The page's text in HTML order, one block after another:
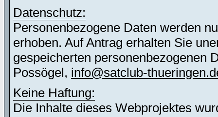
Datenschutz:
Personenbezogene Daten werden
erhoben. Auf Antrag erhalten Sie
gespeicherten personenbezogenen
Possögel, info@satclub-
Keine Haftung:
Die Inhalte dieses Webprojektes